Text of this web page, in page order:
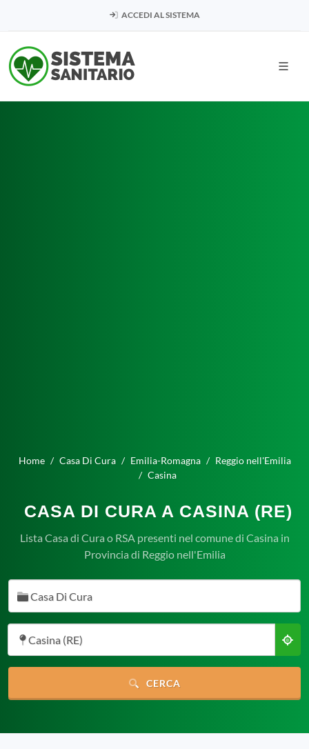
ACCEDI AL SISTEMA
Home Casa Di Cura Emilia-Romagna
Reggio nell'Emilia
Casina
CASA DI CURA A CASINA (RE)
Lista Casa di Cura o RSA presenti nel comune di Casina in
Provincia di Reggio nell'Emilia
Casa Di Cura
Casina (RE)
CERCA